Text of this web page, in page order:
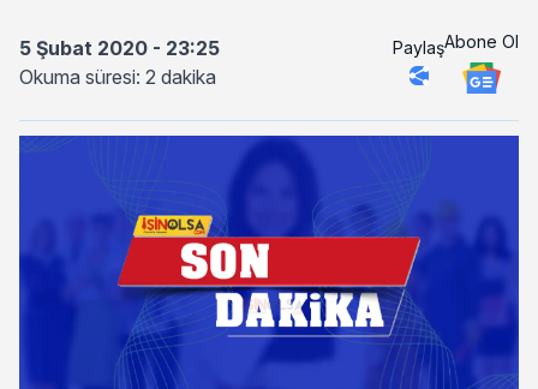
5 Şubat 2020 - 23:25
Okuma süresi: 2 dakika
PaylaşAbone Ol